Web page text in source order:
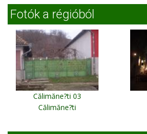
Fotók a régióból
Călimăne?ti 03
Călimăne?ti